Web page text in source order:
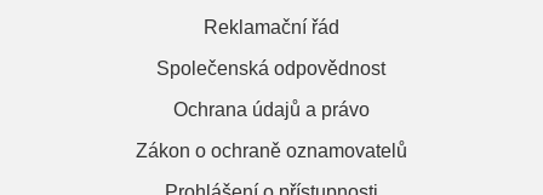
Reklamační řád
Společenská odpovědnost
Ochrana údajů a právo
Zákon o ochraně oznamovatelů